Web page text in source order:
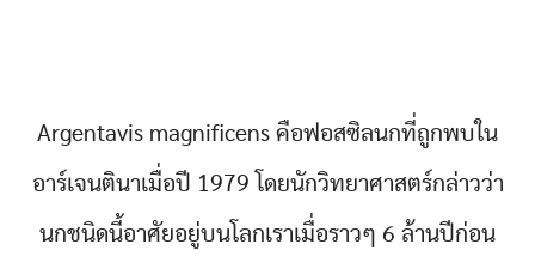
Argentavis magnificens คือฟอสซิลนกที่ถูกพบใน
อาร์เจนตินาเมื่อปี 1979 โดยนักวิทยาศาสตร์กล่าวว่า
นกชนิดนี้อาศัยอยู่บนโลกเราเมื่อราวๆ 6 ล้านปีก่อน